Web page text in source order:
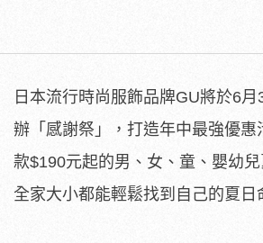
日本流行時尚服飾品牌GU將於6
辦「感謝祭」，打造年中最強優惠
款$190元起的男、女、童、嬰幼
全家大小都能輕鬆找到自己的夏日